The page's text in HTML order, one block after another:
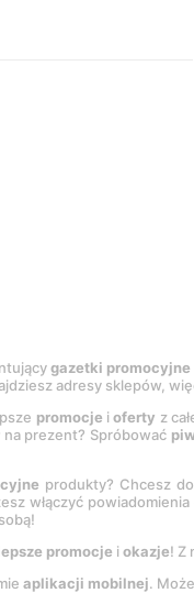
gazetki promocyjne
adresy sklepów,
promocje ioferty z
na prezent? Spróbować
produkty? Chcesz
włączyć powiadomienia
promocje i okazje! Z
aplikacji mobilnej.